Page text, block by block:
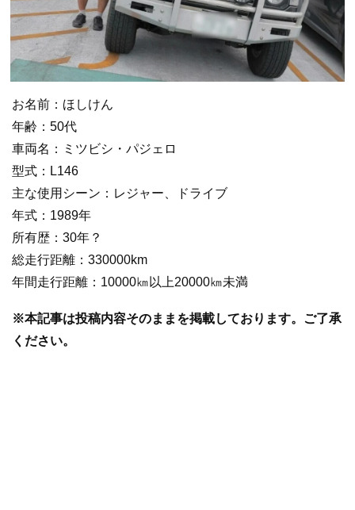
お名前：ほしけん
年齢：50代
車両名：ミツビシ・パジェロ
型式：L146
主な使用シーン：レジャー、ドライブ
年式：1989年
所有歴：30年？
総走行距離：330000km
年間走行距離：10000㎞以上20000㎞未満
※本記事は投稿内容そのままを掲載しております。ご了承
ください。